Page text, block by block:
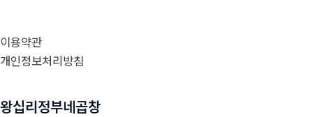
이용약관
개인정보처리방침
왕십리정부네곱창